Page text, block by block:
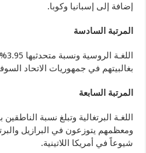
إضافة إلى إسبانيا وكوبا.
المرتبة السادسة
بغالبيتهم في جمهوريات الاتحاد
المرتبة السابعة
ومعظمهم يتوزعون في البرازيل
شيوعاً في أمريكا اللاتينية.